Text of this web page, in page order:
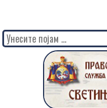
Search
for: